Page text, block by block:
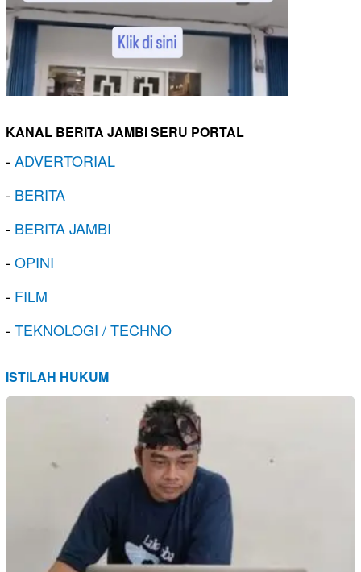
KANAL BERITA JAMBI SERU PORTAL
-ADVERTORIAL
- BERITA
- BERITA JAMBI
-OPINI
- FILM
-TEKNOLOGI / TECHNO
ISTILAH HUKUM